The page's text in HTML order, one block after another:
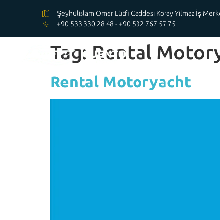
Şeyhülislam Ömer Lütfi Caddesi Koray Yilmaz İş
+90 533 330 28 48 - +90 532 767 57 75
Tag: Rental
Rental Motoryacht